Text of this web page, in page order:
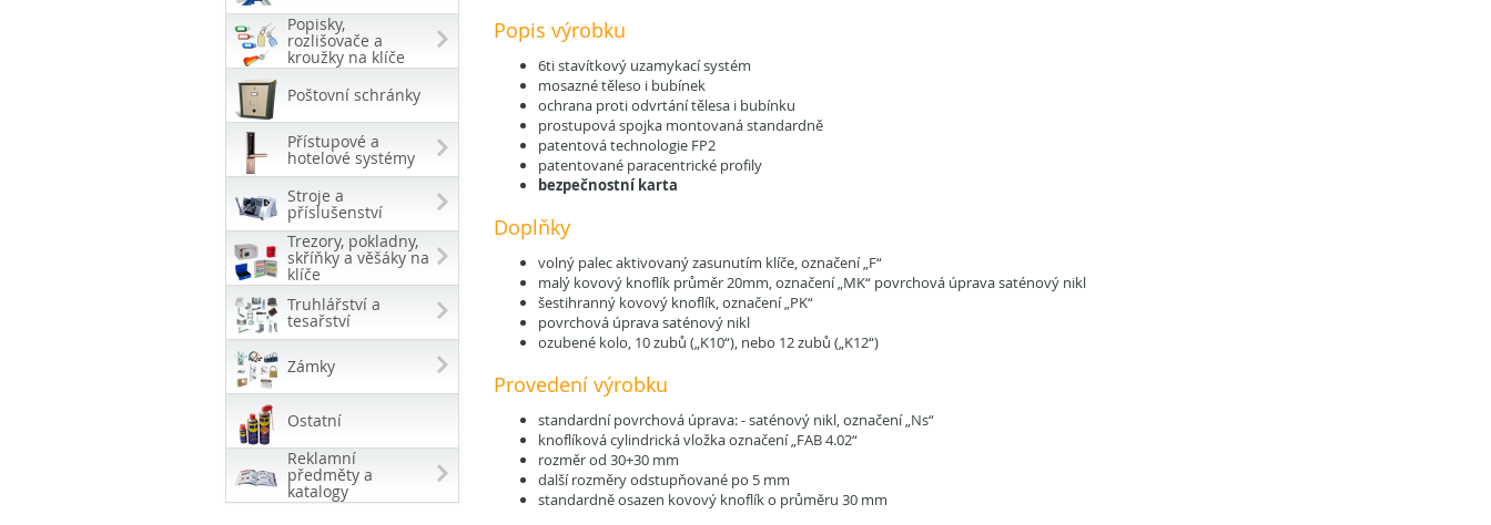
Popisky,
rozlišovače a
kroužky na klíče
Poštovní schránky
Přístupové a
hotelové systémy
Stroje a
příslušenství
Trezory, pokladny,
skříňky a věšáky na
klíče
Truhlářství a
tesařství
Zámky
Ostatní
Reklamní
předměty a
katalogy
Popis výrobku
6ti stavítkový uzamykací systém
mosazné těleso i bubínek
ochrana proti odvrtání tělesa i bubínku
prostupová spojka montovaná standardně
patentová technologie FP2
patentované paracentrické profily
bezpečnostní karta
Doplňky
volný palec aktivovaný zasunutím klíče, označení „F“
malý kovový knoflík průměr 20mm, označení „MK“ povrchová úprava saténový nikl
šestihranný kovový knoflík, označení „PK“
povrchová úprava saténový nikl
ozubené kolo, 10 zubů („K10“), nebo 12 zubů („K12“)
Provedení výrobku
standardní povrchová úprava: - saténový nikl, označení „Ns“
knoflíková cylindrická vložka označení „FAB 4.02“
rozměr od 30+30 mm
další rozměry odstupňované po 5 mm
standardně osazen kovový knoflík o průměru 30 mm